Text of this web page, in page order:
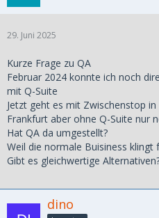
29. Juni 2025
Kurze Frage zu QA
Februar 2024 konnte ich noch
mit Q-Suite
Jetzt geht es mit Zwischenstop in
Frankfurt aber ohne Q-Suite nur
Hat QA da umgestellt?
Weil die normale Buisiness klingt
Gibt es gleichwertige
dino